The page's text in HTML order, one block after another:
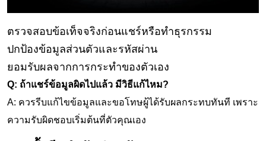
ตรวจสอบข้อเท็จจริงก่อนแชร์หรือทำธุรกรรม
ปกป้องข้อมูลส่วนตัวและรหัสผ่าน
ยอมรับผลจากการกระทำของตัวเอง
Q: ถ้าแชร์ข้อมูลผิดไปแล้ว มีวิธีแก้ไหม?
A: ควรรีบแก้ไขข้อมูลและขอโทษผู้ได้รับผลกระทบทันที เพราะ
ความรับผิดชอบเริ่มต้นที่ตัวคุณเอง